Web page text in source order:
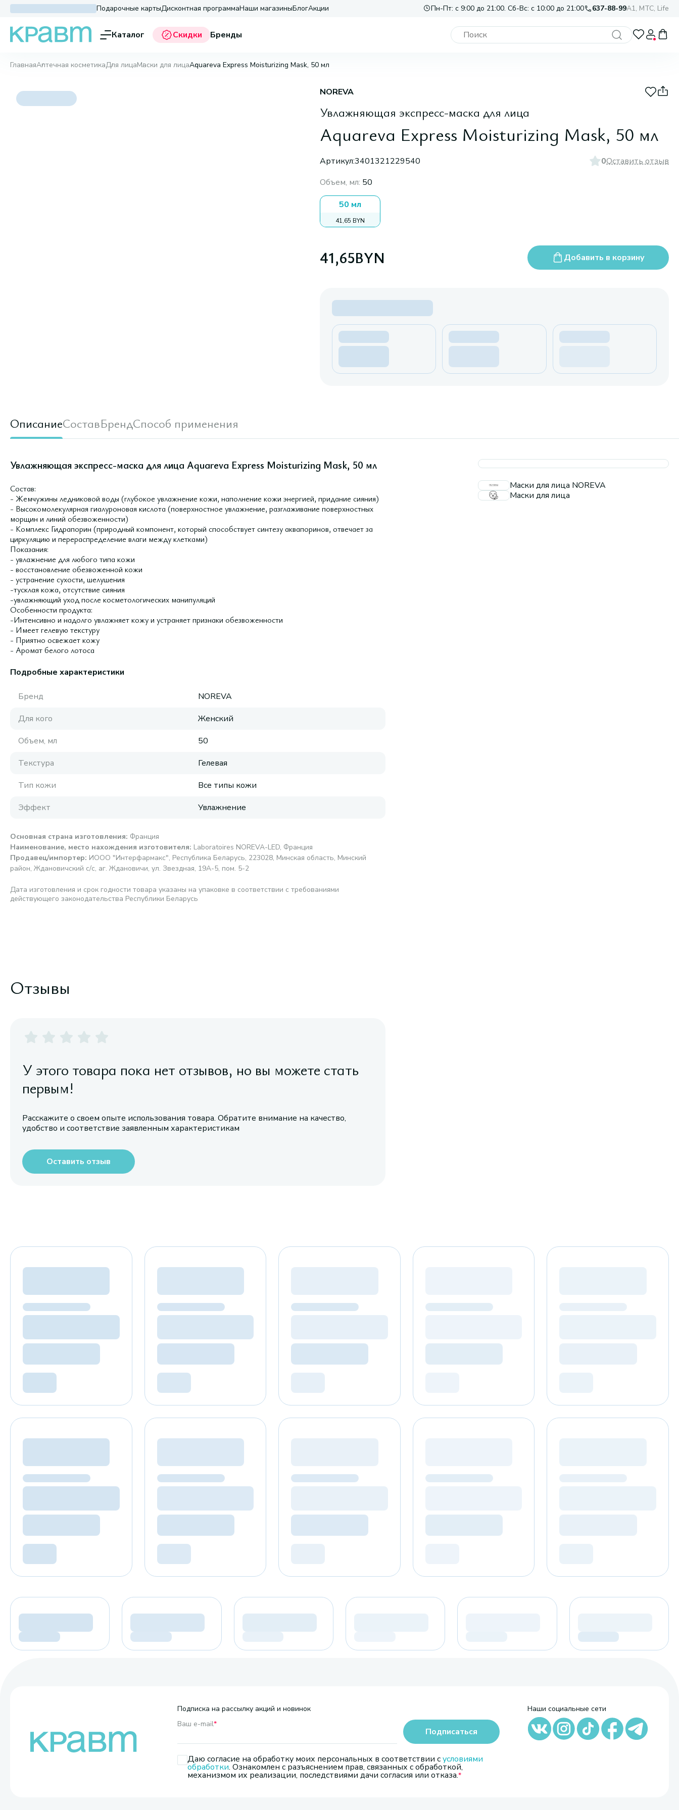
Подарочные картыДисконтная программаНаши магазиныБлогАкции Пн-Пт: с 9:00 до 21:00. Сб-Вс: с 10:00 до 21:00 637-88-99A1, МТС, Life
Каталог Скидки Бренды
ГлавнаяАптечная косметикаДля лицаМаски для лицаAquareva Express Moisturizing Mask, 50 мл
NOREVA
Увлажняющая экспресс-маска для лица
Aquareva Express Moisturizing Mask, 50 мл
Артикул:3401321229540 0Оставить отзыв
Объем, мл: 50
50 мл
41,65 BYN
41,65BYN Добавить в корзину
ОписаниеСоставБрендСпособ применения
Увлажняющая экспресс-маска для лица Aquareva Express Moisturizing Mask, 50 мл
Состав:
- Жемчужины ледниковой воды (глубокое увлажнение кожи, наполнение кожи энергией, придание сияния)
- Высокомолекулярная гиалуроновая кислота (поверхностное увлажнение, разглаживание поверхностных
морщин и линий обезвоженности)
- Комплекс Гидрапорин (природный компонент, который способствует синтезу аквапоринов, отвечает за
циркуляцию и перераспределение влаги между клетками)
Показания:
- увлажнение для любого типа кожи
- восстановление обезвоженной кожи
- устранение сухости, шелушения
-тусклая кожа, отсутствие сияния
-увлажняющий уход после косметологических манипуляций
Особенности продукта:
-Интенсивно и надолго увлажняет кожу и устраняет признаки обезвоженности
- Имеет гелевую текстуру
- Приятно освежает кожу
- Аромат белого лотоса
Подробные характеристики
Бренд
NOREVA
Для кого
Женский
Объем, мл
50
Текстура
Гелевая
Тип кожи
Все типы кожи
Эффект
Увлажнение
Основная страна изготовления: Франция
Наименование, место нахождения изготовителя: Laboratoires NOREVA-LED, Франция
Продавец/импортер: ИООО "Интерфармакс", Республика Беларусь, 223028, Минская область, Минский
район, Ждановичский с/с, аг. Ждановичи, ул. Звездная, 19А-5, пом. 5-2
Дата изготовления и срок годности товара указаны на упаковке в соответствии с требованиями
действующего законодательства Республики Беларусь
Маски для лица NOREVA
Маски для лица
Отзывы
У этого товара пока нет отзывов, но вы можете стать
первым!
Расскажите о своем опыте использования товара. Обратите внимание на качество,
удобство и соответствие заявленным характеристикам
Оставить отзыв
Подписка на рассылку акций и новинок
Ваш e-mail*
Даю согласие на обработку моих персональных в соответствии сусловиями
обработки. Ознакомлен с разъяснением прав, связанных с обработкой,
механизмом их реализации, последствиями дачи согласия или отказа.
Подписаться
Наши социальные сети